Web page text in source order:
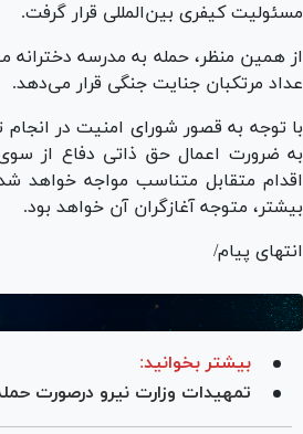
مسئولیت کیفری بین‌المللی قرار گرفت.
از همین منظر، حمله به مدرسه دخترانه
عداد مرتکبان جنایت جنگی قرار می‌دهد.
با توجه به قصور شورای امنیت در انجام
به ضرورت اعمال حق ذاتی دفاع از
اقدام متقابل متناسب مواجه خواهد
بیشتر، متوجه آغازگران آن خواهد بود.
انتهای پیام/
بیشتر بخوانید:
تمهیدات وزارت نیرو درصورت